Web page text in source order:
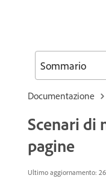
Documentazione
Scenari di
pagine
Ultimo aggiornamento:
Sommario